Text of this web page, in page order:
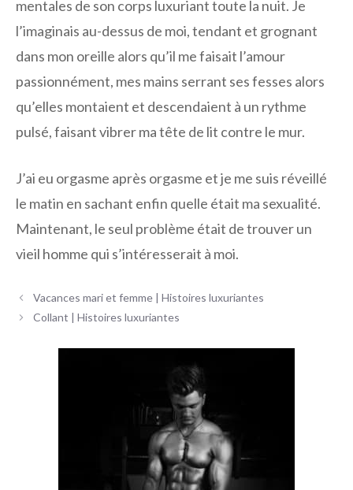
mentales de son corps luxuriant toute la nuit. Je
l’imaginais au-dessus de moi, tendant et grognant
dans mon oreille alors qu’il me faisait l’amour
passionnément, mes mains serrant ses fesses alors
qu’elles montaient et descendaient à un rythme
pulsé, faisant vibrer ma tête de lit contre le mur.
J’ai eu orgasme après orgasme et je me suis réveillé
le matin en sachant enfin quelle était ma sexualité.
Maintenant, le seul problème était de trouver un
vieil homme qui s’intéresserait à moi.
Navigation
des
Vacances mari et femme | Histoires luxuriantes
Collant | Histoires luxuriantes